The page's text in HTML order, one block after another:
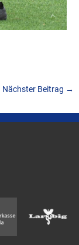
Nächster Beitrag →